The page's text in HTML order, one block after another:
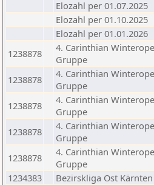
Elozahl per 01.07.2025
Elozahl per 01.10.2025
Elozahl per 01.01.2026
1238878
4. Carinthian
Gruppe
1238878
4. Carinthian
Gruppe
1238878
4. Carinthian
Gruppe
1238878
4. Carinthian
Gruppe
1238878
4. Carinthian
Gruppe
1234383
Bezirskliga Ost